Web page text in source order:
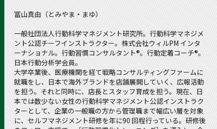
冨山真由（とみやま・まゆ）
一般社団法人行動科学マネジメント研究所。行動科学マネジメ
ント公認チーフインストラクター。株式会社ウィルPM インタ
ーナショナル。行動習慣コンサルタント®。行動定着コーチ®。
日本行動分析学会員。
大学卒業後、医療機関を経て戦略コンサルティングファームに
就職をし、日本で海外ブランドを店舗展開していく、広報活動
を担う。それと同時に、店長とスタッフ育成を担う。現在、日
本では数少ない女性の行動科学マネジメント公認インストラク
ターとして、企業の一般職の方から管理職まで幅広い層を対象
に、セルフマネジメント研修を年に90 回程行っている。研修後